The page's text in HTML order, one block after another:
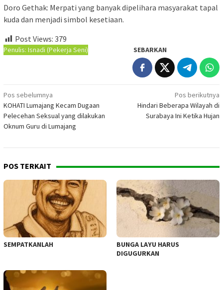
Doro Gethak: Merpati yang banyak dipelihara masyarakat tapal
kuda dan menjadi simbol kesetiaan.
Post Views: 379
Penulis: Isnadi (Pekerja Seni) SEBARKAN
Navigasi
pos
Pos sebelumnya
KOHATI Lumajang Kecam Dugaan
Pelecehan Seksual yang dilakukan
Oknum Guru di Lumajang
Pos berikutnya
Hindari Beberapa Wilayah di
Surabaya Ini Ketika Hujan
POS TERKAIT
SEMPATKANLAH
BUNGA LAYU HARUS
DIGUGURKAN